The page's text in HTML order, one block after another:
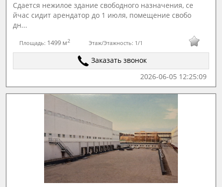
Сдается нежилое здание свободного назначения, се
йчас сидит арендатор до 1 июля, помещение свобо
дн...
Площадь: 1499 м2 Этаж/Этажность: 1/1
Заказать звонок
2026-06-05 12:25:09